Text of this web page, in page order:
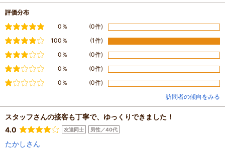
評価分布
満足0％ (0件)
やや満足
100％ (1件)
普通0％ (0件)
やや不満
0％ (0件)
不満0％
(0件)
訪問者の傾向をみる
スタッフさんの接客も丁寧で、ゆっくりできました！
4.0
友達同士 男性／40代
たかしさん